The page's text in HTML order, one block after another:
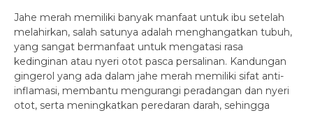
Jahe merah memiliki banyak manfaat untuk ibu setelah
melahirkan, salah satunya adalah menghangatkan tubuh,
yang sangat bermanfaat untuk mengatasi rasa
kedinginan atau nyeri otot pasca persalinan. Kandungan
gingerol yang ada dalam jahe merah memiliki sifat anti-
inflamasi, membantu mengurangi peradangan dan nyeri
otot, serta meningkatkan peredaran darah, sehingga